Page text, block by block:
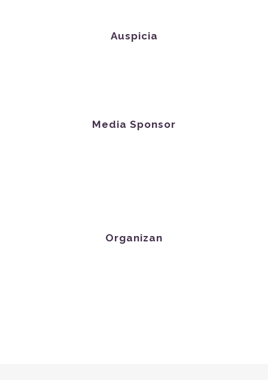
Auspicia
Media Sponsor
Organizan